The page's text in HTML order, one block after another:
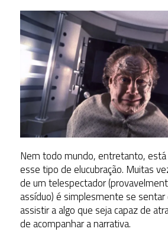
Nem todo mundo, entretanto,
esse tipo de elucubração. Muitas
de um telespectador
assíduo) é simplesmente se
assistir a algo que seja capaz de
de acompanhar a narrativa.